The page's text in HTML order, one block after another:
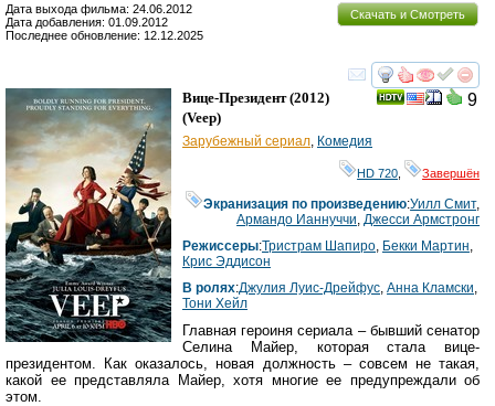
Скачать и Смотреть
Дата выхода фильма: 24.06.2012
Дата добавления: 01.09.2012
Последнее обновление: 12.12.2025
смотреть
9
Вице-Президент(2012)
(Veep)
Зарубежный сериал Комедия
HD 720 Завершён
Экранизация по произведению:Уилл Смит,
Армандо Ианнуччи Джесси Армстронг
Режиссеры:Тристрам Шапиро Бекки Мартин
Крис Эддисон
В ролях:Джулия Луис-Дрейфус Анна Кламски
Тони Хейл
Главная героиня сериала – бывший сенатор
Селина Майер, которая стала вице-
президентом. Как оказалось, новая должность – совсем не такая,
какой ее представляла Майер, хотя многие ее предупреждали об
этом.